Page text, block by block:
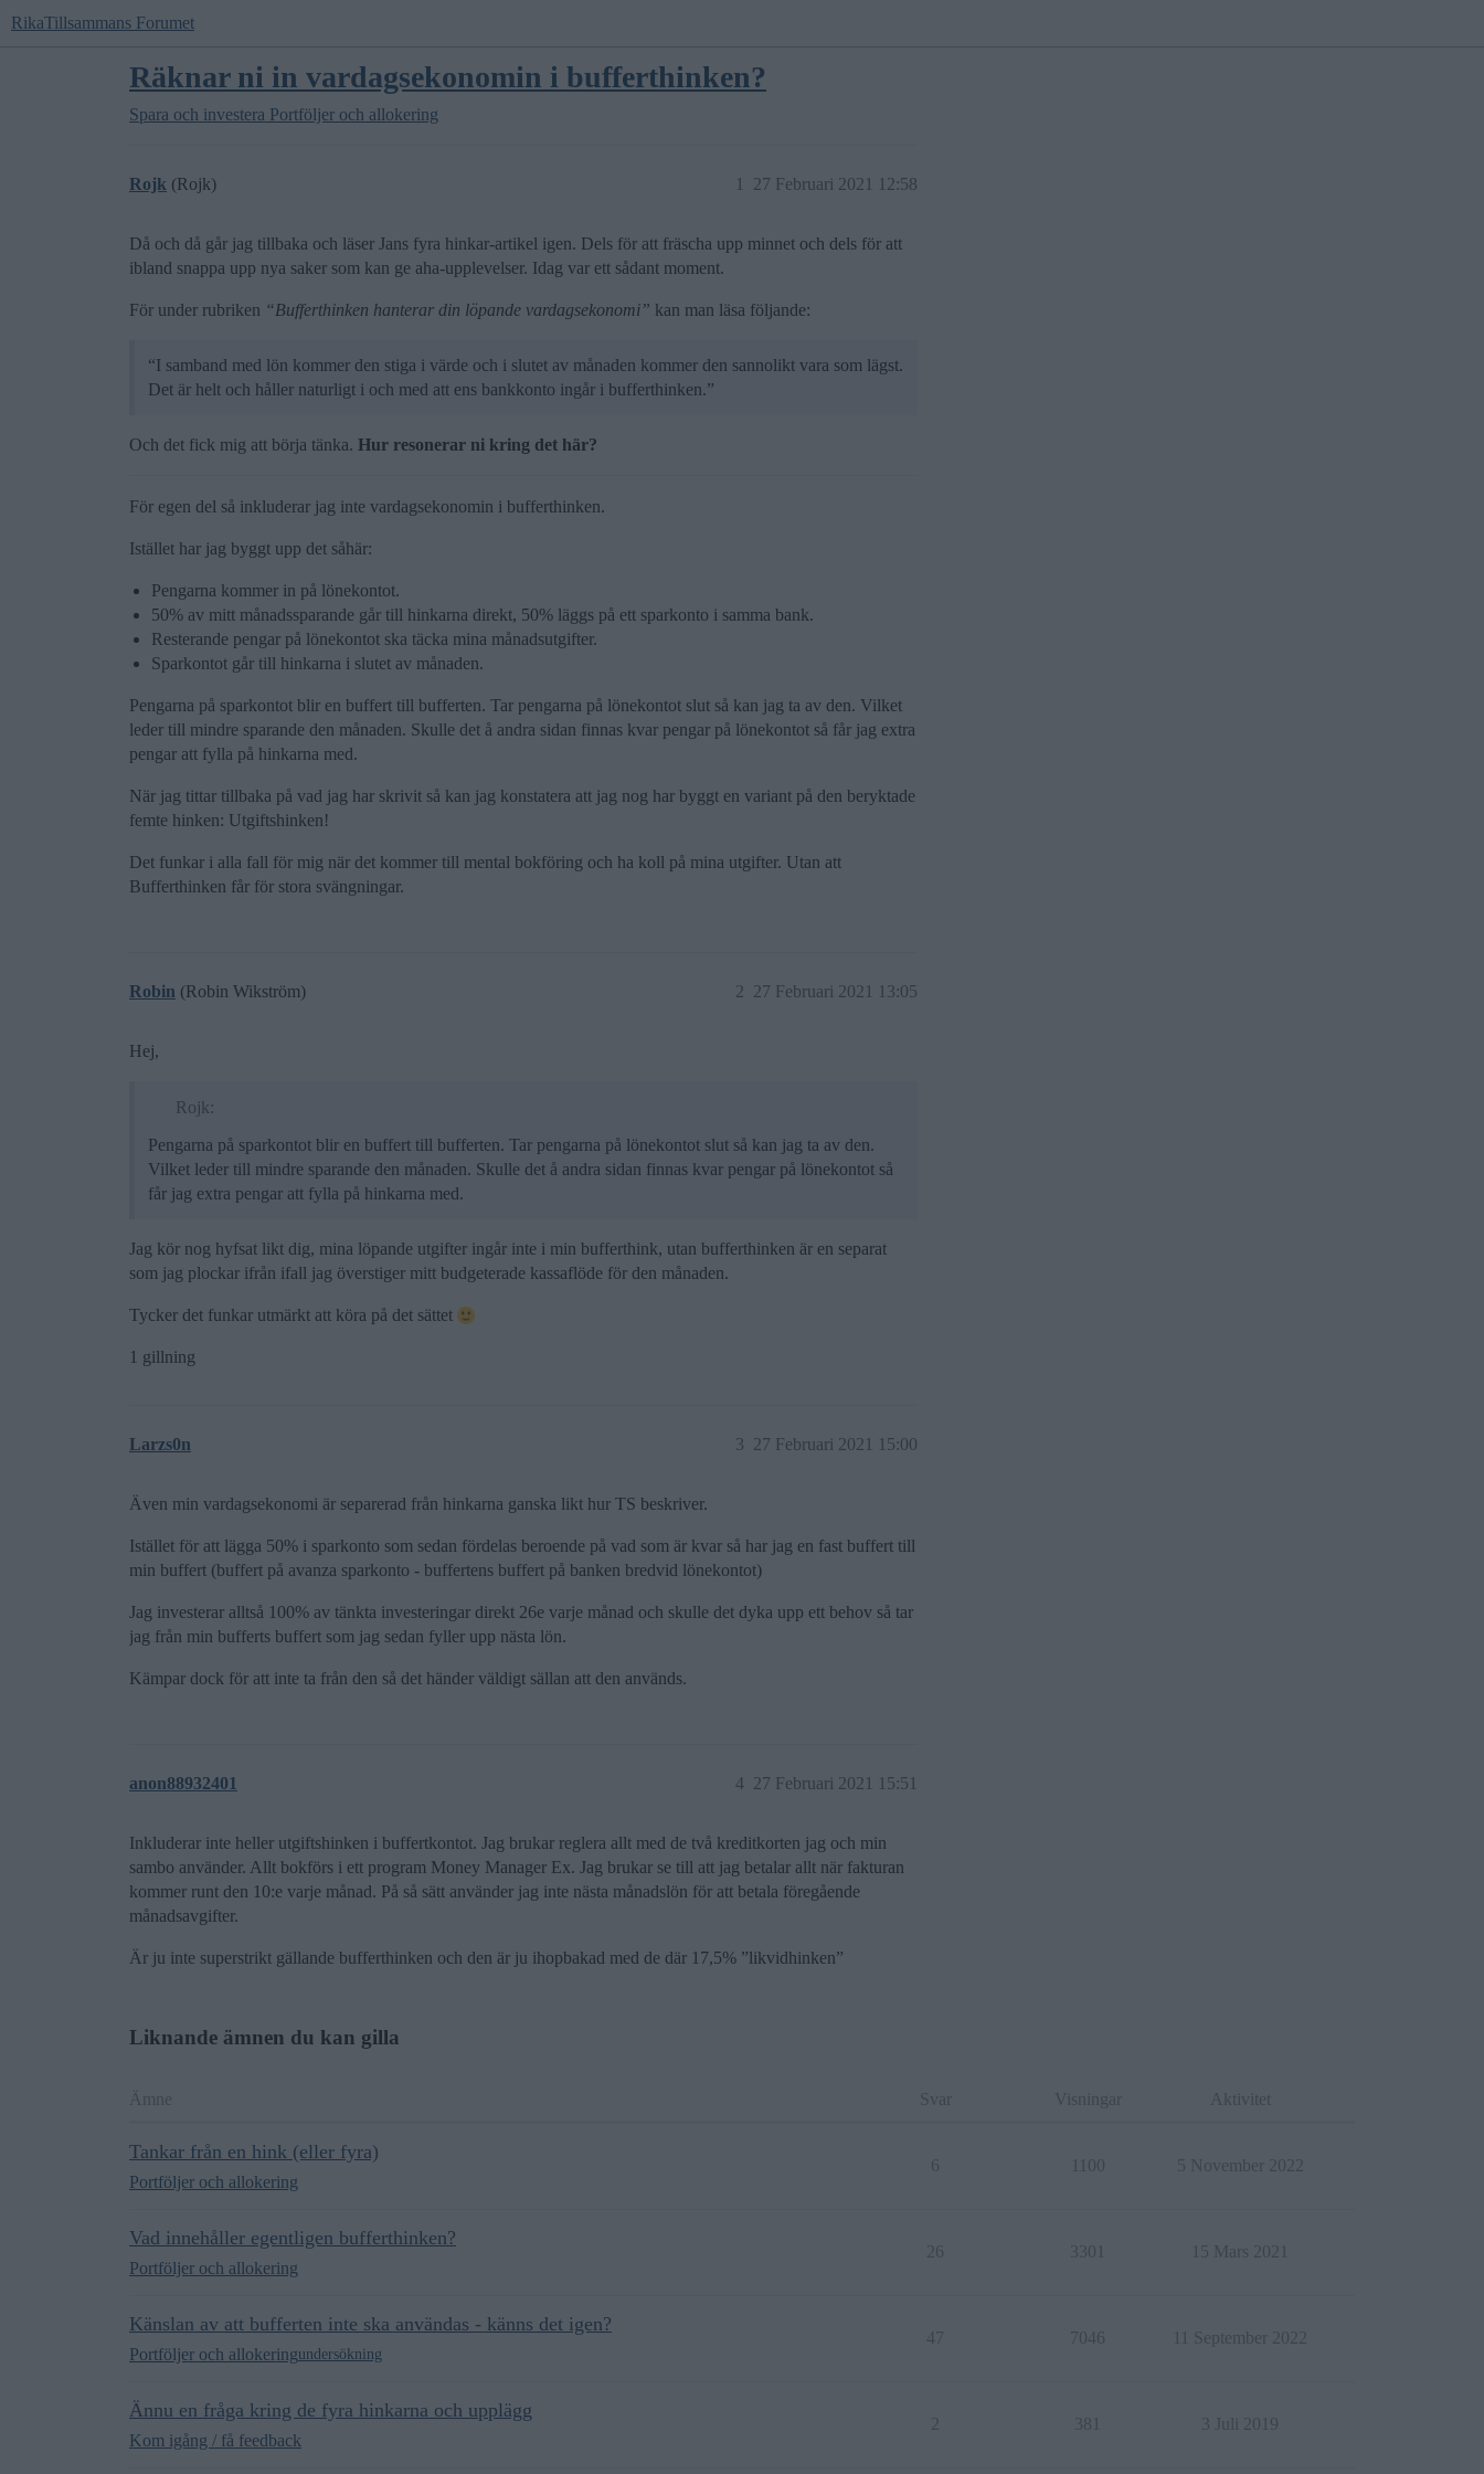
RikaTillsammans Forumet
Räknar ni in vardagsekonomin i bufferthinken?
Spara och investera Portföljer och allokering
Rojk (Rojk) 27 Februari 2021 12:58
1
Då och då går jag tillbaka och läser Jans fyra hinkar-artikel igen. Dels för att fräscha upp minnet och dels för att
ibland snappa upp nya saker som kan ge aha-upplevelser. Idag var ett sådant moment.
För under rubriken “Bufferthinken hanterar din löpande vardagsekonomi” kan man läsa följande:
“I samband med lön kommer den stiga i värde och i slutet av månaden kommer den sannolikt vara som lägst.
Det är helt och håller naturligt i och med att ens bankkonto ingår i bufferthinken.”
Och det fick mig att börja tänka. Hur resonerar ni kring det här?
För egen del så inkluderar jag inte vardagsekonomin i bufferthinken.
Istället har jag byggt upp det såhär:
Pengarna kommer in på lönekontot.
50% av mitt månadssparande går till hinkarna direkt, 50% läggs på ett sparkonto i samma bank.
Resterande pengar på lönekontot ska täcka mina månadsutgifter.
Sparkontot går till hinkarna i slutet av månaden.
Pengarna på sparkontot blir en buffert till bufferten. Tar pengarna på lönekontot slut så kan jag ta av den. Vilket
leder till mindre sparande den månaden. Skulle det å andra sidan finnas kvar pengar på lönekontot så får jag extra
pengar att fylla på hinkarna med.
När jag tittar tillbaka på vad jag har skrivit så kan jag konstatera att jag nog har byggt en variant på den beryktade
femte hinken: Utgiftshinken!
Det funkar i alla fall för mig när det kommer till mental bokföring och ha koll på mina utgifter. Utan att
Bufferthinken får för stora svängningar.
Robin (Robin Wikström) 27 Februari 2021 13:05
2
Hej,
Rojk:
Pengarna på sparkontot blir en buffert till bufferten. Tar pengarna på lönekontot slut så kan jag ta av den.
Vilket leder till mindre sparande den månaden. Skulle det å andra sidan finnas kvar pengar på lönekontot så
får jag extra pengar att fylla på hinkarna med.
Jag kör nog hyfsat likt dig, mina löpande utgifter ingår inte i min bufferthink, utan bufferthinken är en separat
som jag plockar ifrån ifall jag överstiger mitt budgeterade kassaflöde för den månaden.
Tycker det funkar utmärkt att köra på det sättet
1 gillning
Larzs0n 27 Februari 2021 15:00
3
Även min vardagsekonomi är separerad från hinkarna ganska likt hur TS beskriver.
Istället för att lägga 50% i sparkonto som sedan fördelas beroende på vad som är kvar så har jag en fast buffert till
min buffert (buffert på avanza sparkonto - buffertens buffert på banken bredvid lönekontot)
Jag investerar alltså 100% av tänkta investeringar direkt 26e varje månad och skulle det dyka upp ett behov så tar
jag från min bufferts buffert som jag sedan fyller upp nästa lön.
Kämpar dock för att inte ta från den så det händer väldigt sällan att den används.
anon88932401 27 Februari 2021 15:51
4
Inkluderar inte heller utgiftshinken i buffertkontot. Jag brukar reglera allt med de två kreditkorten jag och min
sambo använder. Allt bokförs i ett program Money Manager Ex. Jag brukar se till att jag betalar allt när fakturan
kommer runt den 10:e varje månad. På så sätt använder jag inte nästa månadslön för att betala föregående
månadsavgifter.
Är ju inte superstrikt gällande bufferthinken och den är ju ihopbakad med de där 17,5% ”likvidhinken”
Liknande ämnen du kan gilla
Ämne Svar Visningar Aktivitet
Tankar från en hink (eller fyra)
Portföljer och allokering
6 1100 5 November 2022
Vad innehåller egentligen bufferthinken?
Portföljer och allokering
26 3301 15 Mars 2021
Känslan av att bufferten inte ska användas - känns det igen?
Portföljer och allokeringundersökning
47 7046 11 September 2022
Ännu en fråga kring de fyra hinkarna och upplägg
Kom igång / få feedback
381 3 Juli 2019